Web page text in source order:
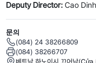
Deputy Director: Cao
문의
(084) 24 38266809
(084) 38266707